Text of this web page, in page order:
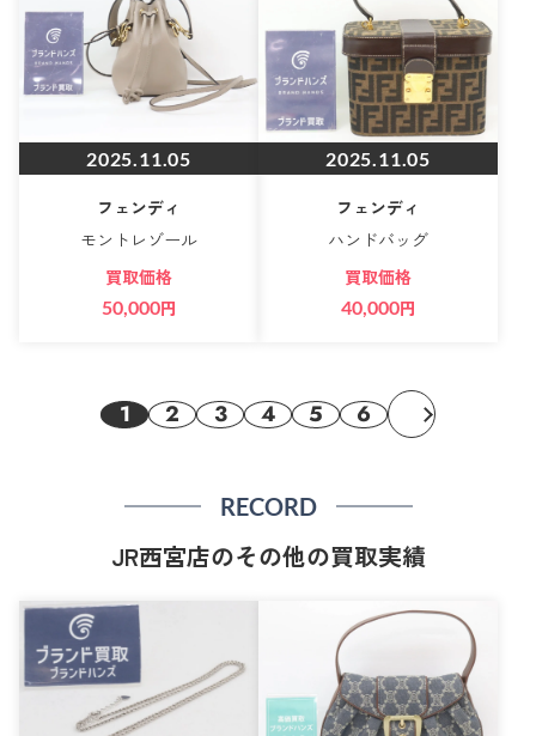
2025.11.05
フェンディ
モントレゾール
買取価格
50,000円
2025.11.05
フェンディ
ハンドバッグ
買取価格
40,000円
1 2 3 4 5 6
RECORD
JR西宮店のその他の買取実績